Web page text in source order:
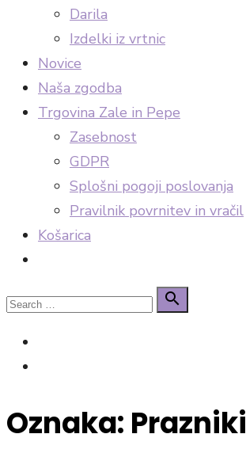
Darila
Izdelki iz vrtnic
Novice
Naša zgodba
Trgovina Zale in Pepe
Zasebnost
GDPR
Splošni pogoji poslovanja
Pravilnik povrnitev in vračil
Košarica
Search

Search
Oznaka: Prazniki